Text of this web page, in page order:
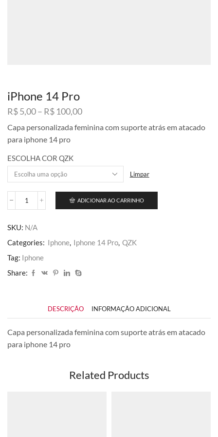
iPhone 14 Pro
R$5,00– R$ 100,00Faixa
preço:
Capa personalizada feminina com suporte atrás em atacado
para iphone 14 pro
ESCOLHA COR QZK
Limpar
iPhone
quantidade
ADICIONAR AO CARRINHO
SKU: N/A
Categories: Iphone, Iphone 14 Pro, QZK
Tag: Iphone
Share:
DESCRIÇÃO INFORMAÇÃO ADICIONAL
Capa personalizada feminina com suporte atrás em atacado
para iphone 14 pro
Related Products